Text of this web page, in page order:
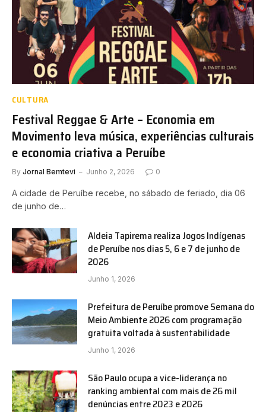
CULTURA
Festival Reggae & Arte – Economia em
Movimento leva música, experiências culturais
e economia criativa a Peruíbe
By Jornal Bemtevi Junho 2, 2026 0
A cidade de Peruíbe recebe, no sábado de feriado, dia 06
de junho de…
Aldeia Tapirema realiza Jogos Indígenas
de Peruíbe nos dias 5, 6 e 7 de junho de
2026
Junho 1, 2026
Prefeitura de Peruíbe promove Semana do
Meio Ambiente 2026 com programação
gratuita voltada à sustentabilidade
Junho 1, 2026
São Paulo ocupa a vice-liderança no
ranking ambiental com mais de 26 mil
denúncias entre 2023 e 2026